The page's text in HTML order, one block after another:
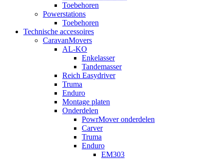
Toebehoren
Powerstations
Toebehoren
Technische accessoires
CaravanMovers
AL-KO
Enkelasser
Tandemasser
Reich Easydriver
Truma
Enduro
Montage platen
Onderdelen
PowrMover onderdelen
Carver
Truma
Enduro
EM303